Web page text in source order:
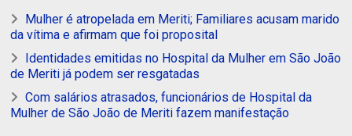
Mulher é atropelada em Meriti; Familiares acusam marido
da vítima e afirmam que foi proposital
Identidades emitidas no Hospital da Mulher em São João
de Meriti já podem ser resgatadas
Com salários atrasados, funcionários de Hospital da
Mulher de São João de Meriti fazem manifestação